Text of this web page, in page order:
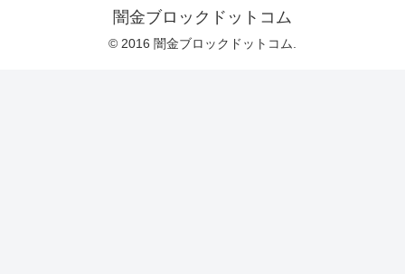
闇金ブロックドットコム
© 2016 闇金ブロックドットコム.